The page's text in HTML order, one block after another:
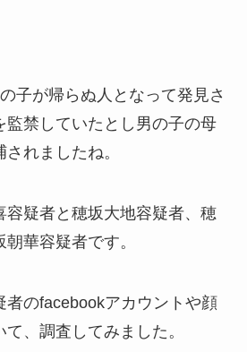
子が帰らぬ人となって発見さ
監禁していたとし男の子の母
れましたね。
容疑者と穂坂大地容疑者、穂
華容疑者です。
者のfacebookアカウントや顔
、調査してみました。